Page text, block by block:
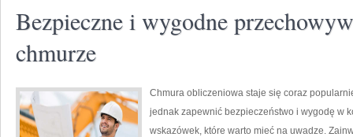
Bezpieczne i wygodne
chmurze
Chmura obliczeniowa staje się coraz
jednak zapewnić bezpieczeństwo i wygodę w
wskazówek, które warto mieć na uwadze.